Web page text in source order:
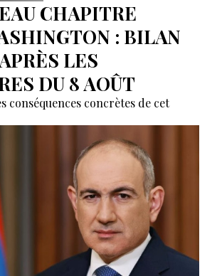
CHAPITRE
: BILAN
LES
DU 8 AOÛT
conséquences concrètes de cet